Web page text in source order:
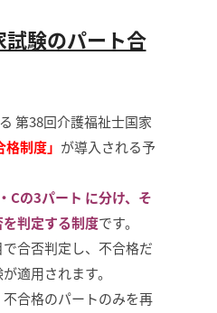
験のパート合
第38回介護福祉士国家
格制度」 が導入される予
Cの3パート に分け、そ
判定する制度です。
合否判定し、不合格だ
適用されます。
合格のパートのみを再